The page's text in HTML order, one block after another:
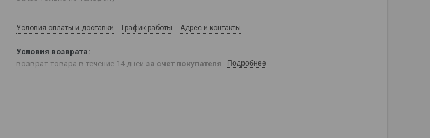
Условия оплаты и доставки График работы Адрес и контакты
возврат товара в течение 14 дней за счет покупателя Подробнее